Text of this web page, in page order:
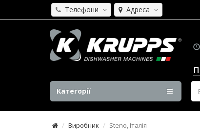
Телефони Адреса
Категорії
Виробник Steno, Італія